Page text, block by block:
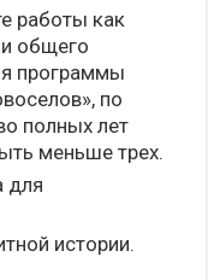
работы как
общего
программы
по
полных лет
меньше трех.
для
истории.